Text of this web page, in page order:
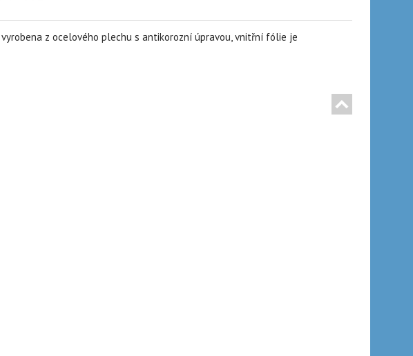
z ocelového plechu s antikorozní úpravou, vnitřní fólie je